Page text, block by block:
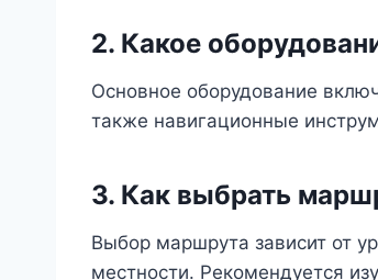
2. Какое
Основное оборудование
также навигационные
3. Как выбрать
Выбор маршрута зависит от
местности. Рекомендуется